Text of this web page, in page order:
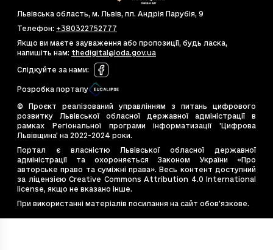
24bee9c5-9d04-4e06-b246-909ceac028f8
255653a9-678a-43b9-838f-2782a211eb21
30811205-f469-4260-9bc1-dff4039a9384
c34718ed-50ee-4bb7-8655-7824f7ba1e5d
d7907f49-c4bc-4044-bfeb-11675799f689
Львівська область, м. Львів, пл. Андрія Парубія, 9
Телефон: +380322752777
Якщо ви маєте зауваження або пропозиції, будь ласка,
напишіть нам: thedigital@loda.gov.ua
Слідкуйте за нами:
Розробка порталу
© Проєкт реалізований управлінням з питань цифрового
розвитку Львівської обласної державної адміністрації в
рамках Регіональної програми інформатизації 'Цифрова
Львівщина' на 2022-2024 роки.
Портал є власністю Львівської обласної державної
адміністрації та охороняється Законом України «Про
авторське право та суміжні права». Весь контент доступний
за ліцензією Creative Commons Attribution 4.0 International
license, якщо не вказано інше.
При використанні матеріалів посилання на сайт обов’язкове.